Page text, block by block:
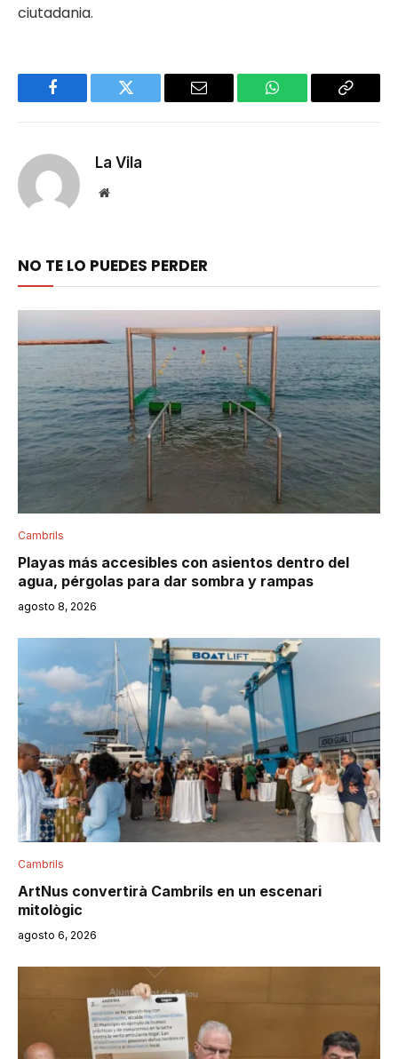
ciutadania.
Facebook Twitter Email WhatsApp Copy
La Vila
Website
NO TE LO PUEDES PERDER
Cambrils
Playas más accesibles con asientos dentro del
agua, pérgolas para dar sombra y rampas
agosto 8, 2026
Cambrils
ArtNus convertirà Cambrils en un escenari
mitològic
agosto 6, 2026